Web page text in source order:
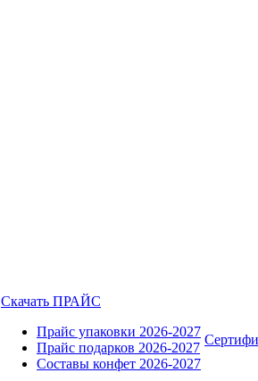
Скачать ПРАЙС
Прайс упаковки 2026-2027
Прайс подарков 2026-2027
Составы конфет 2026-2027